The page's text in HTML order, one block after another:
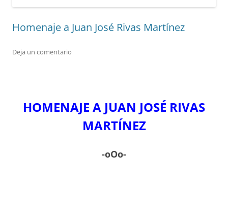
Homenaje a Juan José Rivas Martínez
Deja un comentario
HOMENAJE A JUAN JOSÉ RIVAS
MARTÍNEZ
-oOo-